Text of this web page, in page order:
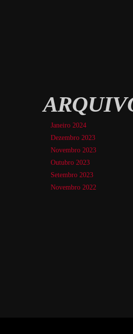
Janeiro 2024
Dezembro 2023
Novembro 2023
Outubro 2023
Setembro 2023
Novembro 2022